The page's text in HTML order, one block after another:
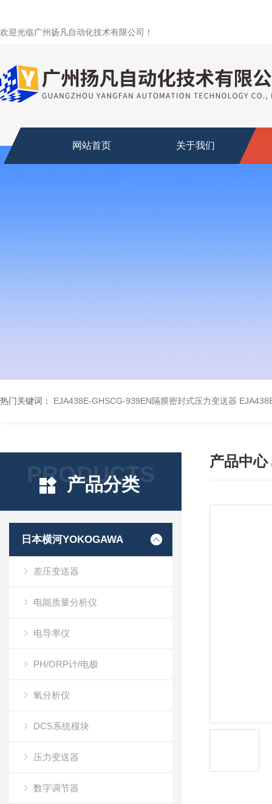
欢迎光临广州扬凡自动化技术有限公司！
网站首页 关于我们
热门关键词： EJA438E-GHSCG-939EN隔膜密封式压力变送器
PRODUCTS
产品分类
日本横河YOKOGAWA
差压变送器
电能质量分析仪
电导率仪
PH/ORP计/电极
氧分析仪
DCS系统模块
压力变送器
数字调节器
产品中心